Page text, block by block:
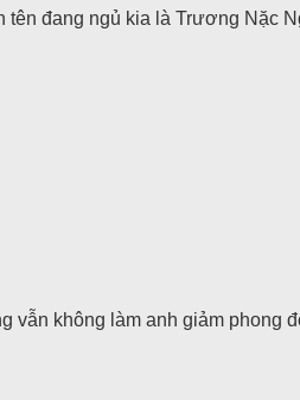
đang ngủ kia là Trương Nặc
vẫn không làm anh giảm phong